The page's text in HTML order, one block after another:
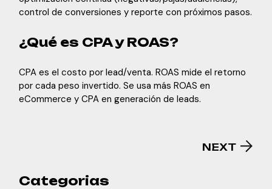
control de conversiones y reporte con próximos pasos.
¿Qué es CPA y ROAS?
CPA es el costo por lead/venta. ROAS mide el retorno
por cada peso invertido. Se usa más ROAS en
eCommerce y CPA en generación de leads.
NEXT
Categorias